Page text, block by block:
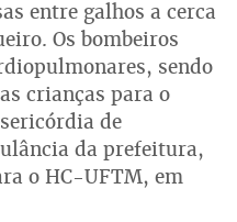
entre galhos a cerca
Os bombeiros
sendo
crianças para o
de
da prefeitura,
o HC-UFTM, em